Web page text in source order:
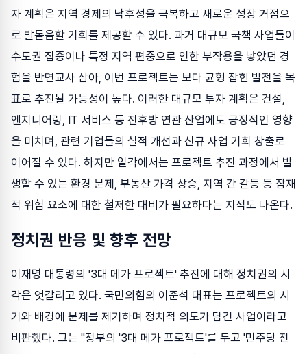
자 계획은 지역 경제의 낙후성을 극복하고 새로운 성장 거점으
로 발돋움할 기회를 제공할 수 있다. 과거 대규모 국책 사업들이
수도권 집중이나 특정 지역 편중으로 인한 부작용을 낳았던 경
험을 반면교사 삼아, 이번 프로젝트는 보다 균형 잡힌 발전을 목
표로 추진될 가능성이 높다. 이러한 대규모 투자 계획은 건설,
엔지니어링, IT 서비스 등 전후방 연관 산업에도 긍정적인 영향
을 미치며, 관련 기업들의 실적 개선과 신규 사업 기회 창출로
이어질 수 있다. 하지만 일각에서는 프로젝트 추진 과정에서 발
생할 수 있는 환경 문제, 부동산 가격 상승, 지역 간 갈등 등 잠재
적 위험 요소에 대한 철저한 대비가 필요하다는 지적도 나온다.
정치권 반응 및 향후 전망
이재명 대통령의 '3대 메가 프로젝트' 추진에 대해 정치권의 시
각은 엇갈리고 있다. 국민의힘의 이준석 대표는 프로젝트의 시
기와 배경에 문제를 제기하며 정치적 의도가 담긴 사업이라고
비판했다. 그는 "정부의 '3대 메가 프로젝트'를 두고 '민주당 전